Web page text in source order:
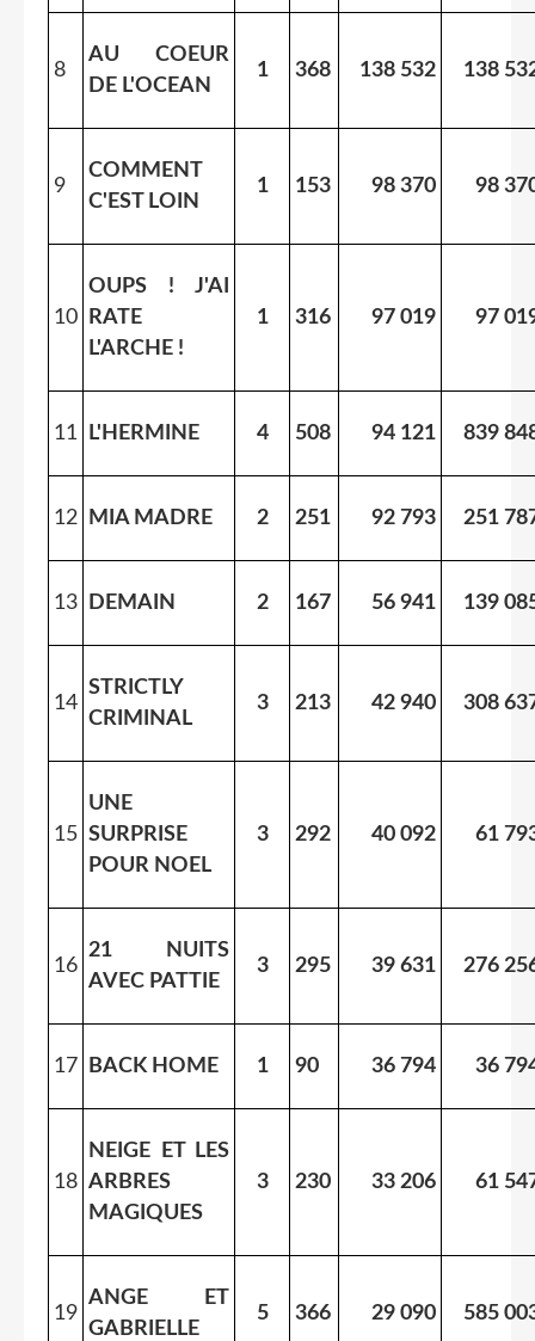
8
AU COEUR
DE L'OCEAN
1 368 138 532 138
9
COMMENT
C'EST LOIN
1 153 98 370 98
10
OUPS ! J'AI
RATE
L'ARCHE !
1 316 97 019 97
11 L'HERMINE 4 508 94 121 839
12 MIA MADRE 2 251 92 793 251
13 DEMAIN 2 167 56 941 139
14
STRICTLY
CRIMINAL
3 213 42 940 308
15
UNE
SURPRISE
POUR NOEL
3 292 40 092 61
16
21 NUITS
AVEC PATTIE
3 295 39 631 276
17 BACK HOME 1 90 36 794 36
18
NEIGE ET LES
ARBRES
MAGIQUES
3 230 33 206 61
19
ANGE ET
GABRIELLE
5 366 29 090 585